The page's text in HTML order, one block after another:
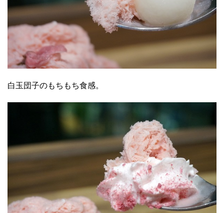
白玉団子のもちもち食感。